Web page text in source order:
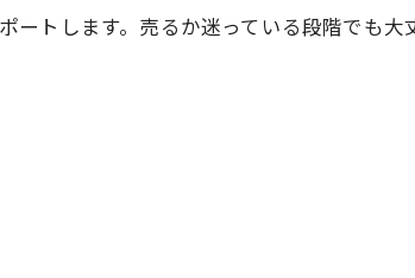
トします。売るか迷っている段階でも大